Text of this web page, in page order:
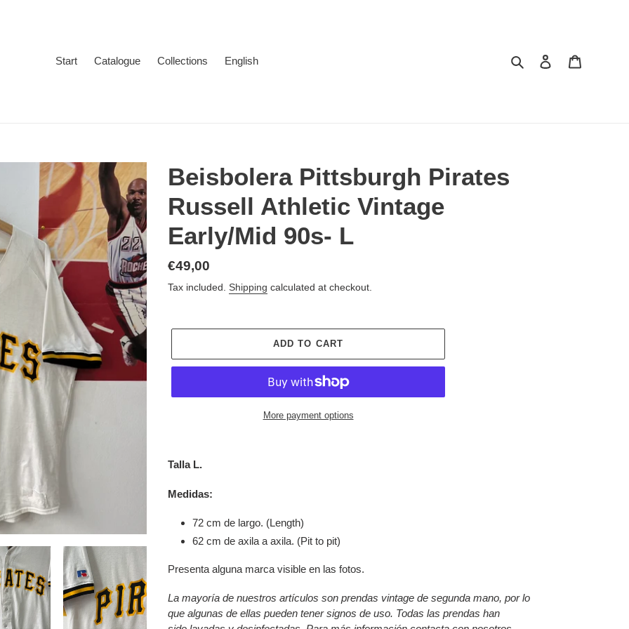
Start
Catalogue Collections English Search Log in
Beisbolera Pittsburgh Pirates
Russell Athletic Vintage
Early/Mid 90s- L
Regular
price
€49,00
Tax included. Shipping calculated at checkout.
ADD TO CART
More payment options
product
your
Talla L.
Medidas:
72 cm de largo. (Length)
62 cm de axila a axila. (Pit to pit)
Presenta alguna marca visible en las fotos.
La mayoría de nuestros artículos son prendas vintage de segunda mano, por lo
que algunas de ellas pueden tener signos de uso. Todas las prendas han